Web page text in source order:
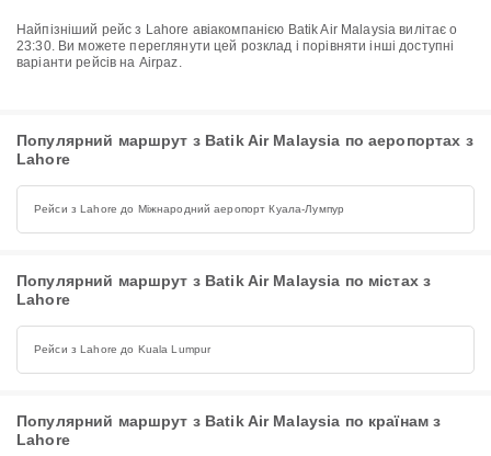
Найпізніший рейс з Lahore авіакомпанією Batik Air Malaysia вилітає о
23:30. Ви можете переглянути цей розклад і порівняти інші доступні
варіанти рейсів на Airpaz.
Популярний маршрут з Batik Air Malaysia по аеропортах з
Lahore
Рейси з Lahore до Міжнародний аеропорт Куала-Лумпур
Популярний маршрут з Batik Air Malaysia по містах з
Lahore
Рейси з Lahore до Kuala Lumpur
Популярний маршрут з Batik Air Malaysia по країнам з
Lahore